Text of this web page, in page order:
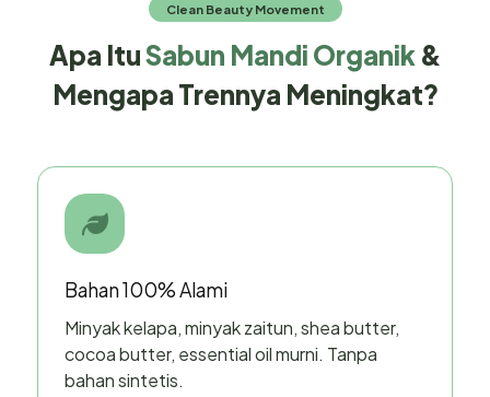
Clean Beauty Movement
Apa ItuSabun Mandi Organik&
Mengapa Trennya Meningkat?
Bahan 100% Alami
Minyak kelapa, minyak zaitun, shea butter,
cocoa butter, essential oil murni. Tanpa
bahan sintetis.